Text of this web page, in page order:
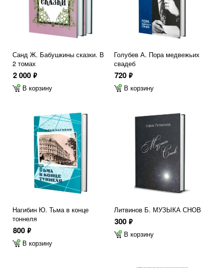
Санд Ж. Бабушкины сказки. В
2 томах
2 000 ф
В корзину
Голубев А. Пора медвежьих
свадеб
720 ф
В корзину
Нагибин Ю. Тьма в конце
тоннеля
800 ф
В корзину
Литвинов Б. МУЗЫКА СНОВ
300 ф
В корзину